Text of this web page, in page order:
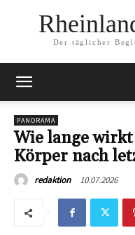
Der täglicher
PANORAMA
Wie lange
Körper nach
redaktion 10.07.2026